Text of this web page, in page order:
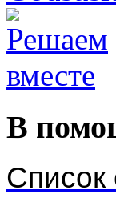
В
Список